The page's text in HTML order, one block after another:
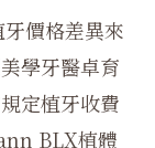
價格差異來
學牙醫卓育
定植牙收費
BLX植體